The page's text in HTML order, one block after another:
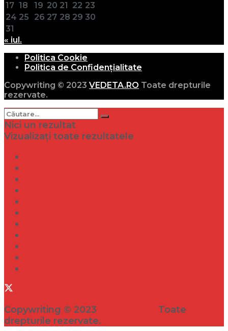
17 18 19 20 21 22 23
24 25 26 27 28 29 30
31
« iul.
Politica Cookie
Politica de Confidențialitate
Copywriting © 2023 VEDETA.RO Toate drepturile
rezervate.
Nici un rezultat
Vizualizați toate rezultatele
Copywriting © 2023
Toate
drepturile rezervate.